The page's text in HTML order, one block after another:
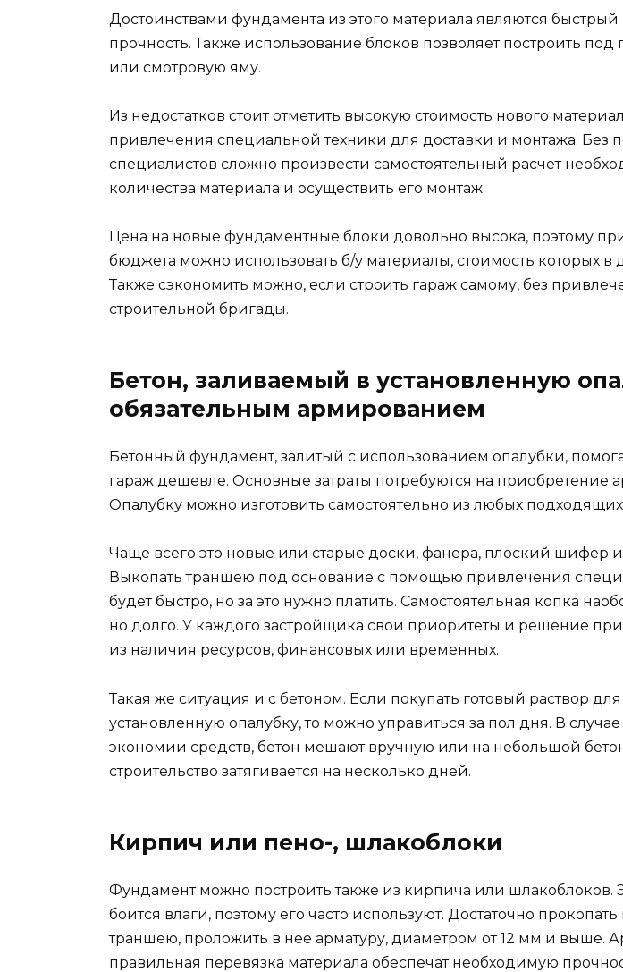
Достоинствами фундамента из этого материала являются
прочность. Также использование блоков позволяет построить под
или смотровую яму.
Из недостатков стоит отметить высокую стоимость нового
привлечения специальной техники для доставки и монтажа. Без
специалистов сложно произвести самостоятельный расчет
количества материала и осуществить его монтаж.
Цена на новые фундаментные блоки довольно высока, поэтому
бюджета можно использовать б/у материалы, стоимость которых в
Также сэкономить можно, если строить гараж самому, без
строительной бригады.
Бетон, заливаемый в установленную
обязательным армированием
Бетонный фундамент, залитый с использованием опалубки,
гараж дешевле. Основные затраты потребуются на приобретение
Опалубку можно изготовить самостоятельно из любых
Чаще всего это новые или старые доски, фанера, плоский шифер
Выкопать траншею под основание с помощью привлечения
будет быстро, но за это нужно платить. Самостоятельная копка
но долго. У каждого застройщика свои приоритеты и решение
из наличия ресурсов, финансовых или временных.
Такая же ситуация и с бетоном. Если покупать готовый раствор
установленную опалубку, то можно управиться за пол дня. В
экономии средств, бетон мешают вручную или на небольшой
строительство затягивается на несколько дней.
Кирпич или пено-, шлакоблоки
Фундамент можно построить также из кирпича или шлакоблоков.
боится влаги, поэтому его часто используют. Достаточно
траншею, проложить в нее арматуру, диаметром от 12 мм и выше.
правильная перевязка материала обеспечат необходимую